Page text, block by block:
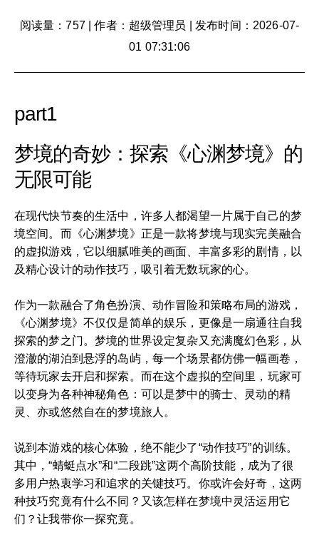
阅读量：757|作者：超级管理员
发布时间：2026-07-
01 07:31:06
part1
梦境的奇妙：探索《心渊梦境》的
无限可能
在现代快节奏的生活中，许多人都渴望一片属于自己的梦
境空间。而《心渊梦境》正是一款将梦境与现实完美融合
的虚拟游戏，它以细腻唯美的画面、丰富多彩的剧情，以
及精心设计的动作技巧，吸引着无数玩家的心。
作为一款融合了角色扮演、动作冒险和策略布局的游戏，
《心渊梦境》不仅仅是简单的娱乐，更像是一扇通往自我
探索的梦之门。梦境的世界设定复杂又充满魔幻色彩，从
澄澈的湖泊到悬浮的岛屿，每一个场景都仿佛一幅画卷，
等待玩家去开启和探索。而在这个虚拟的空间里，玩家可
以变身为各种神秘角色：可以是梦中的骑士、灵动的精
灵、亦或悠然自在的梦境旅人。
说到本游戏的核心体验，绝不能少了“动作技巧”的训练。
其中，“蜻蜓点水”和“二段跳”这两个高阶技能，成为了很
多用户热衷学习和追求的关键技巧。你或许会好奇，这两
种技巧究竟有什么不同？又该怎样在梦境中灵活运用它
们？让我带你一探究竟。